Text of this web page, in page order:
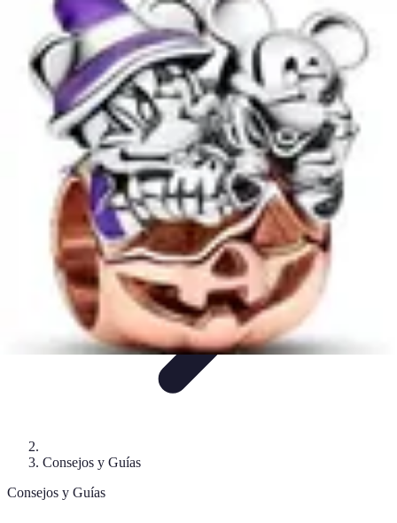
Disfraces Halloween
Listas y ConsejosGuías y
TutorialesTendenciasComparativosDisfraces Clásicos
Disfraces Halloween
Consejos y Guías
Consejos y Guías